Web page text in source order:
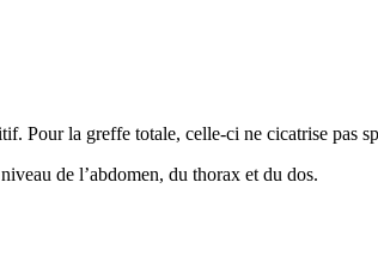
Pour la greffe totale, celle-ci ne cicatrise pas
de l’abdomen, du thorax et du dos.